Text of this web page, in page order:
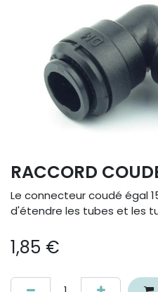
RACCORD
Le connecteur coudé égal
d'étendre les tubes et les
1,85 €